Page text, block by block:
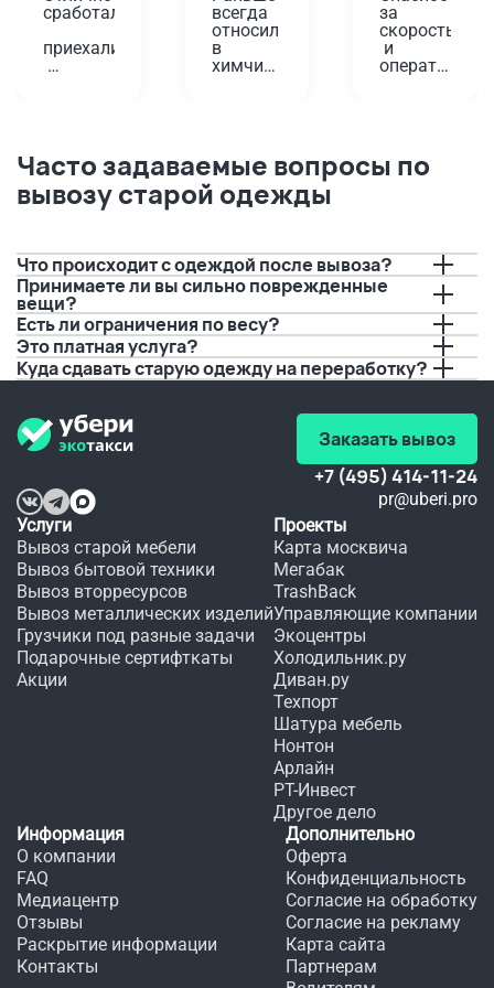
сработали,
приехали
старую
плиту.
Водитель
позвонил,
предупредил
о
времени
прибытия.
всегда
относил
в
химчистку
так
далеко.
А тут
с
вывозом.
И это
очень
удобно,
качество
не
за
скорость
и
юбилей,
буквально
за пару
дней до
события.
Если бы
не
видать
любимого
платья
день.
Часто задаваемые вопросы по
вывозу старой одежды
Что происходит с одеждой после вывоза?
Принимаете ли вы сильно поврежденные
вещи?
Есть ли ограничения по весу?
Это платная услуга?
Куда сдавать старую одежду на переработку?
Заказать вывоз
+7 (495) 414-11-24
pr@uberi.pro
Услуги
Вывоз старой мебели
Вывоз бытовой техники
Вывоз вторресурсов
Вывоз металлических изделий
Грузчики под разные задачи
Подарочные сертифткаты
Акции
Проекты
Карта москвича
Мегабак
TrashBack
Управляющие компании
Экоцентры
Холодильник.ру
Диван.ру
Техпорт
Шатура мебель
Нонтон
Арлайн
РТ-Инвест
Другое дело
Информация
О компании
FAQ
Медиацентр
Отзывы
Раскрытие информации
Контакты
Дополнительно
Оферта
Конфиденциальность
Согласие на обработку
Согласие на рекламу
Карта сайта
Партнерам